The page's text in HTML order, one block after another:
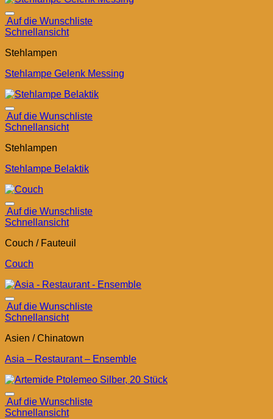
Auf die Wunschliste
Schnellansicht
Stehlampen
Stehlampe Gelenk Messing
Auf die Wunschliste
Schnellansicht
Stehlampen
Stehlampe Belaktik
Auf die Wunschliste
Schnellansicht
Couch / Fauteuil
Couch
Auf die Wunschliste
Schnellansicht
Asien / Chinatown
Asia – Restaurant – Ensemble
Auf die Wunschliste
Schnellansicht